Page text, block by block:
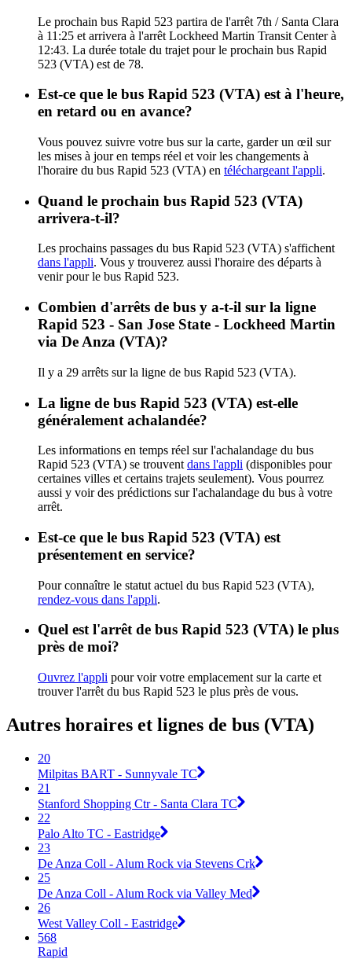
Le prochain bus Rapid 523 partira de l'arrêt 7th / Santa Clara
à 11:25 et arrivera à l'arrêt Lockheed Martin Transit Center à
12:43. La durée totale du trajet pour le prochain bus Rapid
523 (VTA) est de 78.
Est-ce que le bus Rapid 523 (VTA) est à l'heure,
en retard ou en avance?
Vous pouvez suivre votre bus sur la carte, garder un œil sur
les mises à jour en temps réel et voir les changements à
l'horaire du bus Rapid 523 (VTA) en téléchargeant l'appli.
Quand le prochain bus Rapid 523 (VTA)
arrivera-t-il?
Les prochains passages du bus Rapid 523 (VTA) s'affichent
dans l'appli. Vous y trouverez aussi l'horaire des départs à
venir pour le bus Rapid 523.
Combien d'arrêts de bus y a-t-il sur la ligne
Rapid 523 - San Jose State - Lockheed Martin
via De Anza (VTA)?
Il y a 29 arrêts sur la ligne de bus Rapid 523 (VTA).
La ligne de bus Rapid 523 (VTA) est-elle
généralement achalandée?
Les informations en temps réel sur l'achalandage du bus
Rapid 523 (VTA) se trouvent dans l'appli (disponibles pour
certaines villes et certains trajets seulement). Vous pourrez
aussi y voir des prédictions sur l'achalandage du bus à votre
arrêt.
Est-ce que le bus Rapid 523 (VTA) est
présentement en service?
Pour connaître le statut actuel du bus Rapid 523 (VTA),
rendez-vous dans l'appli.
Quel est l'arrêt de bus Rapid 523 (VTA) le plus
près de moi?
Ouvrez l'appli pour voir votre emplacement sur la carte et
trouver l'arrêt du bus Rapid 523 le plus près de vous.
Autres horaires et lignes de bus (VTA)
20
Milpitas BART - Sunnyvale TC
21
Stanford Shopping Ctr - Santa Clara TC
22
Palo Alto TC - Eastridge
23
De Anza Coll - Alum Rock via Stevens Crk
25
De Anza Coll - Alum Rock via Valley Med
26
West Valley Coll - Eastridge
568
Rapid